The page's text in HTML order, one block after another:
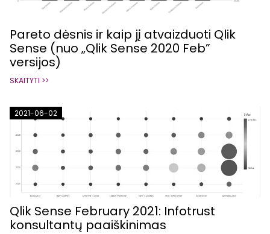
Pareto dėsnis ir kaip jį atvaizduoti Qlik
Sense (nuo „Qlik Sense 2020 Feb”
versijos)
SKAITYTI >>
2021-06-02
Qlik Sense February 2021: Infotrust
konsultantų paaiškinimas